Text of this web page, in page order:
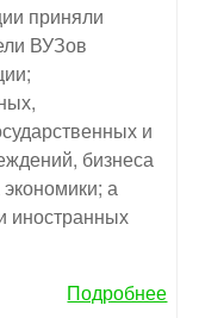
приняли
ВУЗов
и
бизнеса
а
иностранных
Подробнее